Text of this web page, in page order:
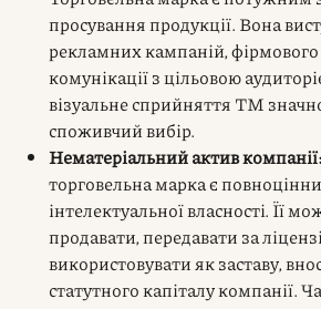
просування продукції. Вона
рекламних кампаній,
комунікації з цільовою
візуальне сприйняття ТМ
споживчий вибір.
Нематеріальний актив компанії:
торговельна марка є
інтелектуальної власності. Її
продавати, передавати за
використовувати як заставу,
статутного капіталу компанії.